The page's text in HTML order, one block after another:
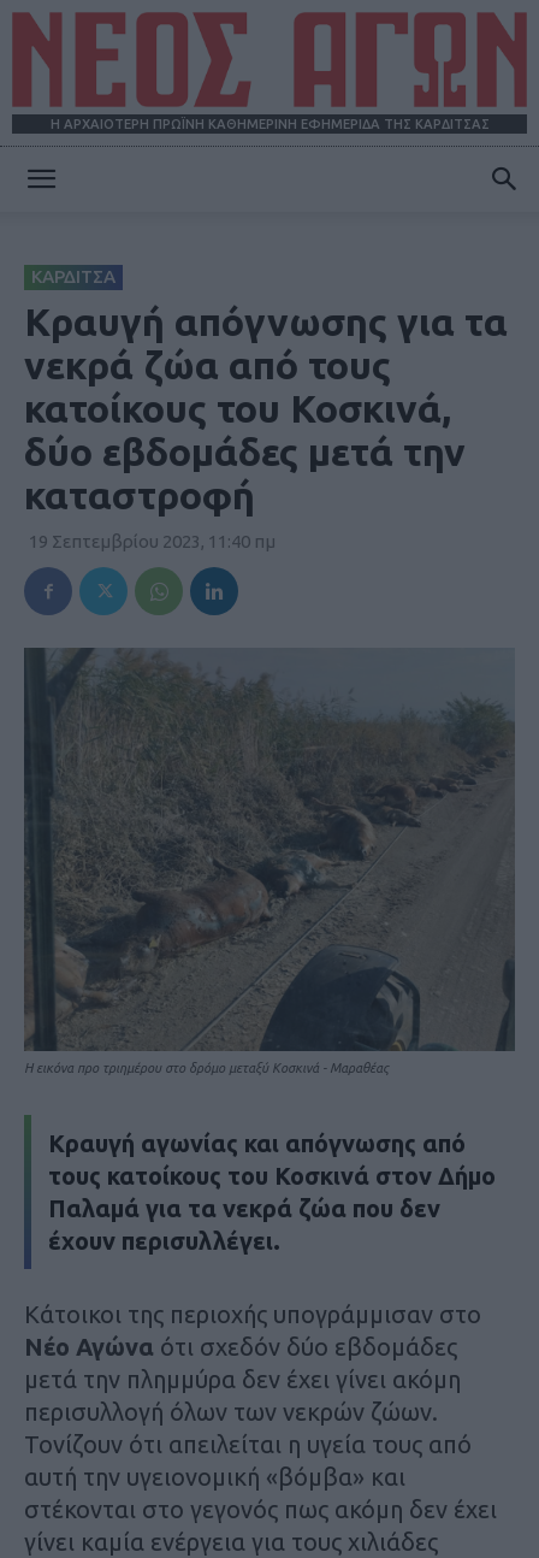
Η ΑΡΧΑΙΟΤΕΡΗ ΠΡΩΪΝΗ ΚΑΘΗΜΕΡΙΝΗ ΕΦΗΜΕΡΙΔΑ ΤΗΣ ΚΑΡΔΙΤΣΑΣ
ΚΑΡΔΙΤΣΑ
Κραυγή απόγνωσης για τα
νεκρά ζώα από τους
κατοίκους του Κοσκινά,
δύο εβδομάδες μετά την
καταστροφή
19 Σεπτεμβρίου 2023, 11:40 πμ
Η εικόνα προ τριημέρου στο δρόμο μεταξύ Κοσκινά - Μαραθέας
Κραυγή αγωνίας και απόγνωσης από
τους κατοίκους του Κοσκινά στον Δήμο
Παλαμά για τα νεκρά ζώα που δεν
έχουν περισυλλέγει.
Κάτοικοι της περιοχής υπογράμμισαν στο
Νέο Αγώνα ότι σχεδόν δύο εβδομάδες
μετά την πλημμύρα δεν έχει γίνει ακόμη
περισυλλογή όλων των νεκρών ζώων.
Τονίζουν ότι απειλείται η υγεία τους από
αυτή την υγειονομική «βόμβα» και
στέκονται στο γεγονός πως ακόμη δεν έχει
γίνει καμία ενέργεια για τους χιλιάδες